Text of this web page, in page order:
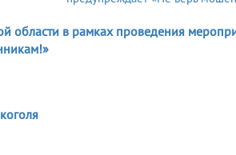
области в рамках проведения